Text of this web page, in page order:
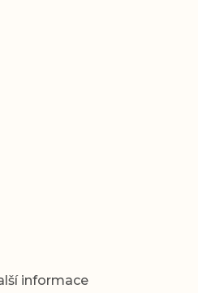
informace